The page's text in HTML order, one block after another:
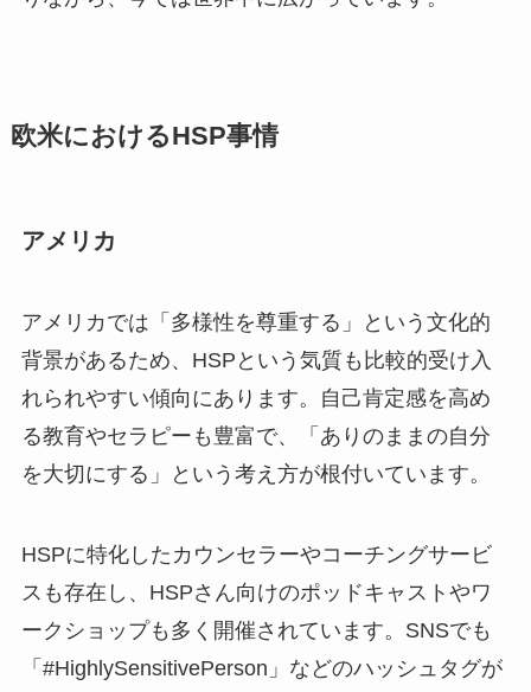
欧米におけるHSP事情
アメリカ
アメリカでは「多様性を尊重する」という文化的
背景があるため、HSPという気質も比較的受け入
れられやすい傾向にあります。自己肯定感を高め
る教育やセラピーも豊富で、「ありのままの自分
を大切にする」という考え方が根付いています。
HSPに特化したカウンセラーやコーチングサービ
スも存在し、HSPさん向けのポッドキャストやワ
ークショップも多く開催されています。SNSでも
「#HighlySensitivePerson」などのハッシュタグが